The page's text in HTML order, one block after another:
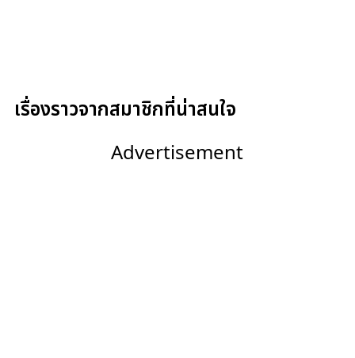
เรื่องราวจากสมาชิกที่น่าสนใจ
Advertisement